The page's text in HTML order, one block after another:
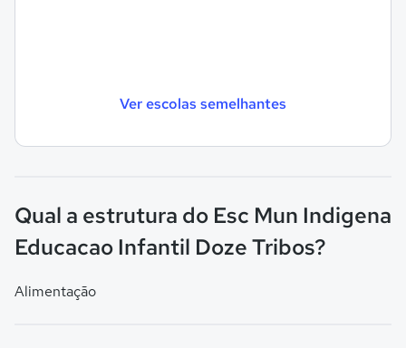
Ver escolas semelhantes
Qual a estrutura do Esc Mun Indigena
Educacao Infantil Doze Tribos?
Alimentação